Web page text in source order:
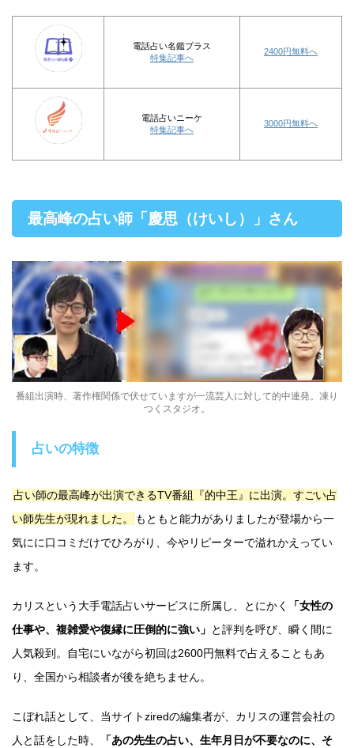
電話占い名鑑プラス
特集記事へ
2400円無料へ
電話占いニーケ
特集記事へ
3000円無料へ
最高峰の占い師「慶思（けいし）」さん
番組出演時、著作権関係で伏せていますが一流芸人に対して的中連発。凍り
つくスタジオ。
占いの特徴
占い師の最高峰が出演できるTV番組『的中王』に出演。すごい占
い師先生が現れました。
もともと能力がありましたが登場から一
気にに口コミだけでひろがり、今やリピーターで溢れかえってい
ます。
カリスという大手電話占いサービスに所属し、とにかく
「女性の
仕事や、複雑愛や復縁に圧倒的に強い」 と評判を呼び、瞬く間に
人気殺到。自宅にいながら初回は2600円無料で占えることもあ
り、全国から相談者が後を絶ちません。
こぼれ話として、当サイトziredの編集者が、カリスの運営会社の
人と話をした時、
「あの先生の占い、生年月日が不要なのに、そ